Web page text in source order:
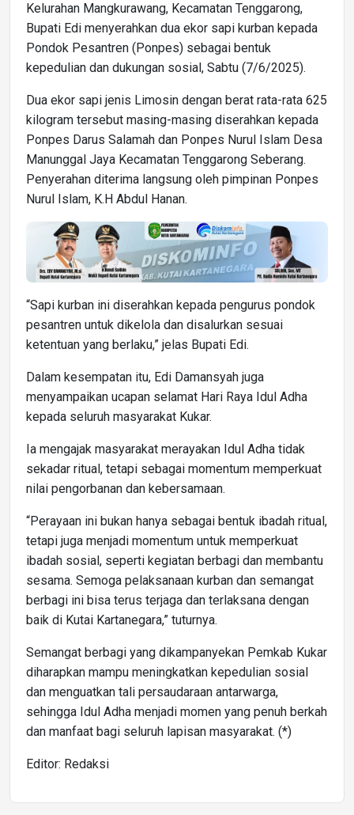
Kelurahan Mangkurawang, Kecamatan Tenggarong,
Bupati Edi menyerahkan dua ekor sapi kurban kepada
Pondok Pesantren (Ponpes) sebagai bentuk
kepedulian dan dukungan sosial, Sabtu (7/6/2025).
Dua ekor sapi jenis Limosin dengan berat rata-rata 625
kilogram tersebut masing-masing diserahkan kepada
Ponpes Darus Salamah dan Ponpes Nurul Islam Desa
Manunggal Jaya Kecamatan Tenggarong Seberang.
Penyerahan diterima langsung oleh pimpinan Ponpes
Nurul Islam, K.H Abdul Hanan.
“Sapi kurban ini diserahkan kepada pengurus pondok
pesantren untuk dikelola dan disalurkan sesuai
ketentuan yang berlaku,” jelas Bupati Edi.
Dalam kesempatan itu, Edi Damansyah juga
menyampaikan ucapan selamat Hari Raya Idul Adha
kepada seluruh masyarakat Kukar.
Ia mengajak masyarakat merayakan Idul Adha tidak
sekadar ritual, tetapi sebagai momentum memperkuat
nilai pengorbanan dan kebersamaan.
“Perayaan ini bukan hanya sebagai bentuk ibadah ritual,
tetapi juga menjadi momentum untuk memperkuat
ibadah sosial, seperti kegiatan berbagi dan membantu
sesama. Semoga pelaksanaan kurban dan semangat
berbagi ini bisa terus terjaga dan terlaksana dengan
baik di Kutai Kartanegara,” tuturnya.
Semangat berbagi yang dikampanyekan Pemkab Kukar
diharapkan mampu meningkatkan kepedulian sosial
dan menguatkan tali persaudaraan antarwarga,
sehingga Idul Adha menjadi momen yang penuh berkah
dan manfaat bagi seluruh lapisan masyarakat. (*)
Editor: Redaksi